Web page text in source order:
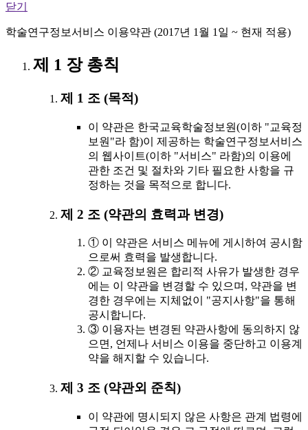
닫기
학술연구정보서비스 이용약관 (2017년 1월 1일 ~ 현재 적용)
제 1 장 총칙
제 1 조 (목적)
이 약관은 한국교육학술정보원(이하 "교육정
보원"라 함)이 제공하는 학술연구정보서비스
의 웹사이트(이하 "서비스" 라함)의 이용에
관한 조건 및 절차와 기타 필요한 사항을 규
정하는 것을 목적으로 합니다.
제 2 조 (약관의 효력과 변경)
① 이 약관은 서비스 메뉴에 게시하여 공시함
으로써 효력을 발생합니다.
② 교육정보원은 합리적 사유가 발생한 경우
에는 이 약관을 변경할 수 있으며, 약관을 변
경한 경우에는 지체없이 "공지사항"을 통해
공시합니다.
③ 이용자는 변경된 약관사항에 동의하지 않
으면, 언제나 서비스 이용을 중단하고 이용계
약을 해지할 수 있습니다.
제 3 조 (약관외 준칙)
이 약관에 명시되지 않은 사항은 관계 법령에